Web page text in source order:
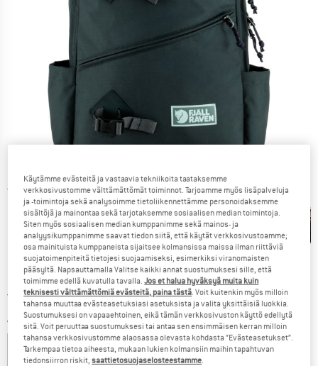
Yksityiskohtaiset tiedot
Hinta:
109,95€ sis. alv
Ilman lähetyskuluja(FI)Suomi. Tietoa lähetyskuluista.
Väri:Coal Black
Käytämme evästeitä ja vastaavia tekniikoita taataksemme
verkkosivustomme välttämättömät toiminnot. Tarjoamme myös lisäpalveluja
ja -toimintoja sekä analysoimme tietoliikennettämme personoidaksemme
sisältöjä ja mainontaa sekä tarjotaksemme sosiaalisen median toimintoja.
Siten myös sosiaalisen median kumppanimme sekä mainos- ja
analyysikumppanimme saavat tiedon siitä, että käytät verkkosivustoamme;
osa mainituista kumppaneista sijaitsee kolmansissa maissa ilman riittäviä
suojatoimenpiteitä tietojesi suojaamiseksi, esimerkiksi viranomaisten
pääsyltä. Napsauttamalla Valitse kaikki annat suostumuksesi sille, että
toimimme edellä kuvatulla tavalla.Jos et halua hyväksyä muita kuin
teknisesti välttämättömiä evästeitä, paina tästä. Voit kuitenkin myös milloin
tahansa muuttaa evästeasetuksiasi asetuksista ja valita yksittäisiä luokkia.
Suostumuksesi on vapaaehtoinen, eikä tämän verkkosivuston käyttö edellytä
sitä. Voit peruuttaa suostumuksesi tai antaa sen ensimmäisen kerran milloin
tahansa verkkosivustomme alaosassa olevasta kohdasta ”Evästeasetukset”.
Tarkempaa tietoa aiheesta, mukaan lukien kolmansiin maihin tapahtuvan
tiedonsiirron riskit,saattietosuojaselosteestamme.